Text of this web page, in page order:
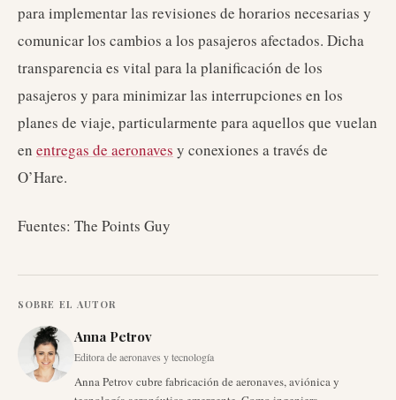
para implementar las revisiones de horarios necesarias y
comunicar los cambios a los pasajeros afectados. Dicha
transparencia es vital para la planificación de los
pasajeros y para minimizar las interrupciones en los
planes de viaje, particularmente para aquellos que vuelan
en entregas de aeronaves y conexiones a través de
O’Hare.
Fuentes: The Points Guy
SOBRE EL AUTOR
Anna Petrov
Editora de aeronaves y tecnología
Anna Petrov cubre fabricación de aeronaves, aviónica y